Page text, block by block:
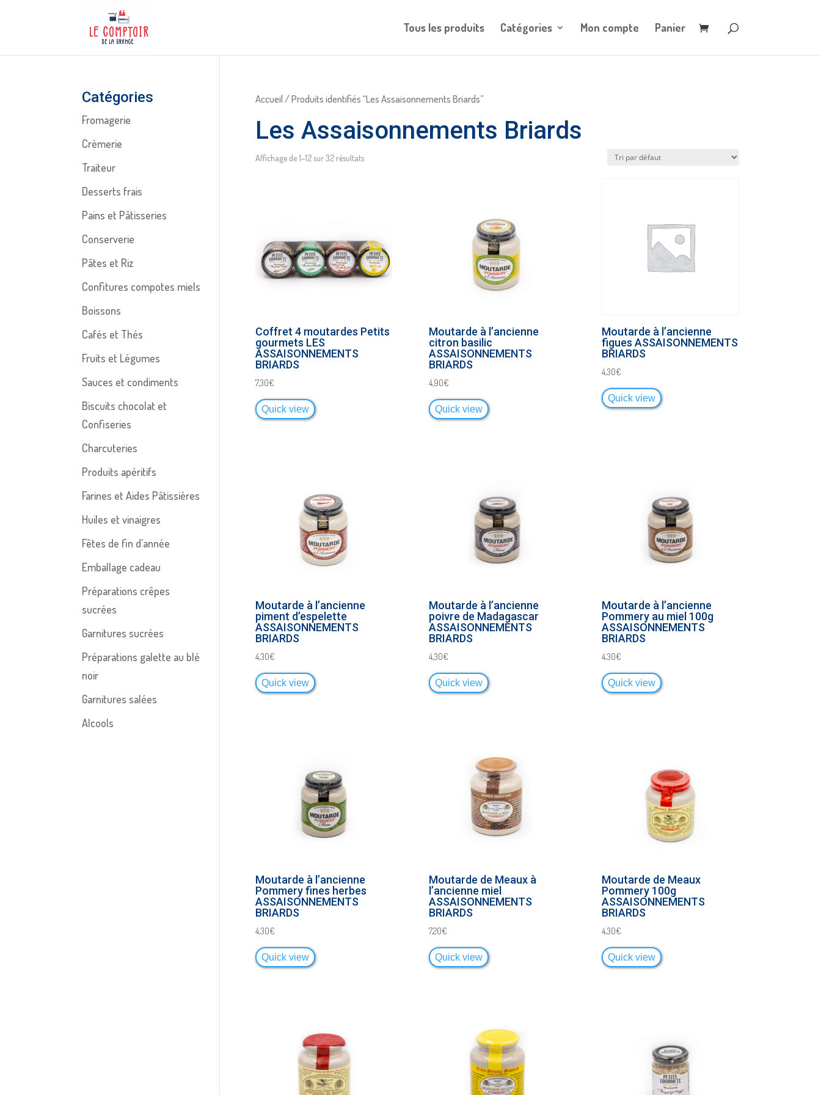
Tous les produits Catégories Mon compte Panier
Accueil/ Produits identifiés “Les Assaisonnements Briards”
Les Assaisonnements Briards
Affichage de 1–12 sur 32 résultats
Coffret 4 moutardes Petits
gourmets LES
ASSAISONNEMENTS
BRIARDS
7,30€
Quick view
Moutarde à l’ancienne
citron basilic
ASSAISONNEMENTS
BRIARDS
4,90€
Quick view
Moutarde à l’ancienne
figues ASSAISONNEMENTS
BRIARDS
4,30€
Quick view
Moutarde à l’ancienne
piment d’espelette
ASSAISONNEMENTS
BRIARDS
4,30€
Quick view
Moutarde à l’ancienne
poivre de Madagascar
ASSAISONNEMENTS
BRIARDS
4,30€
Quick view
Moutarde à l’ancienne
Pommery au miel 100g
ASSAISONNEMENTS
BRIARDS
4,30€
Quick view
Moutarde à l’ancienne
Pommery fines herbes
ASSAISONNEMENTS
BRIARDS
4,30€
Quick view
Moutarde de Meaux à
l’ancienne miel
ASSAISONNEMENTS
BRIARDS
7,20€
Quick view
Moutarde de Meaux
Pommery 100g
ASSAISONNEMENTS
BRIARDS
4,30€
Quick view
Catégories
Fromagerie
Crèmerie
Traiteur
Desserts frais
Pains et Pâtisseries
Conserverie
Pâtes et Riz
Confitures compotes miels
Boissons
Cafés et Thés
Fruits et Légumes
Sauces et condiments
Biscuits chocolat et
Confiseries
Charcuteries
Produits apéritifs
Farines et Aides Pâtissières
Huiles et vinaigres
Fêtes de fin d'année
Emballage cadeau
Préparations crêpes
sucrées
Garnitures sucrées
Préparations galette au blé
noir
Garnitures salées
Alcools